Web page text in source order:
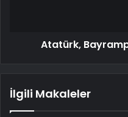
Atatürk,
İlgili Makaleler